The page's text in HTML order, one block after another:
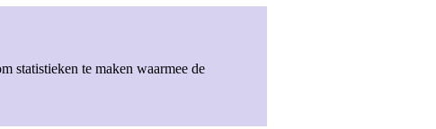
statistieken te maken waarmee de